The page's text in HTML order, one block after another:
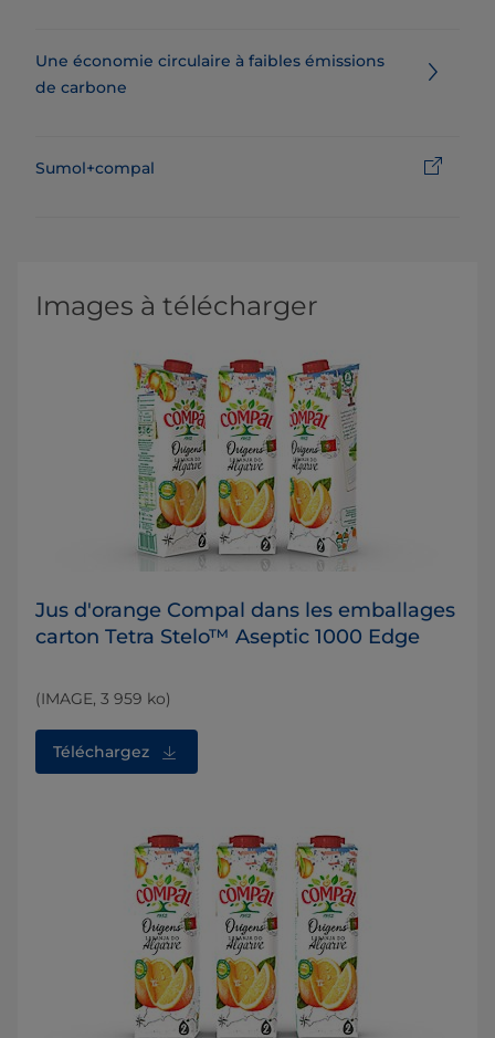
Une économie circulaire à faibles émissions
de carbone
Sumol+compal
Images à télécharger
Jus d'orange Compal dans les emballages
carton Tetra Stelo™ Aseptic 1000 Edge
(IMAGE, 3 959 ko)
Téléchargez